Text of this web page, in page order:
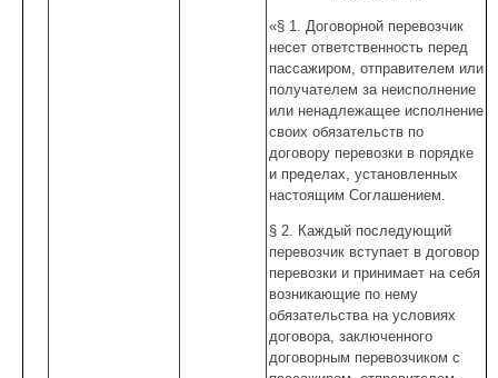
«§ 1. Договорной перевозчик
несет ответственность перед
пассажиром, отправителем или
получателем за неисполнение
или ненадлежащее исполнение
своих обязательств по
договору перевозки в порядке
и пределах, установленных
настоящим Соглашением.
§ 2. Каждый последующий
перевозчик вступает в договор
перевозки и принимает на себя
возникающие по нему
обязательства на условиях
договора, заключенного
договорным перевозчиком с